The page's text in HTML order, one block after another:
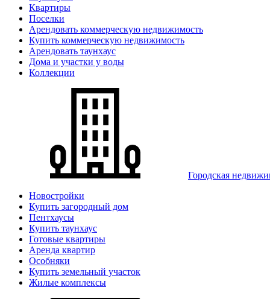
Квартиры
Поселки
Арендовать коммерческую недвижимость
Купить коммерческую недвижимость
Арендовать таунхаус
Дома и участки у воды
Коллекции
Городская
Новостройки
Купить загородный дом
Пентхаусы
Купить таунхаус
Готовые квартиры
Аренда квартир
Особняки
Купить земельный участок
Жилые комплексы